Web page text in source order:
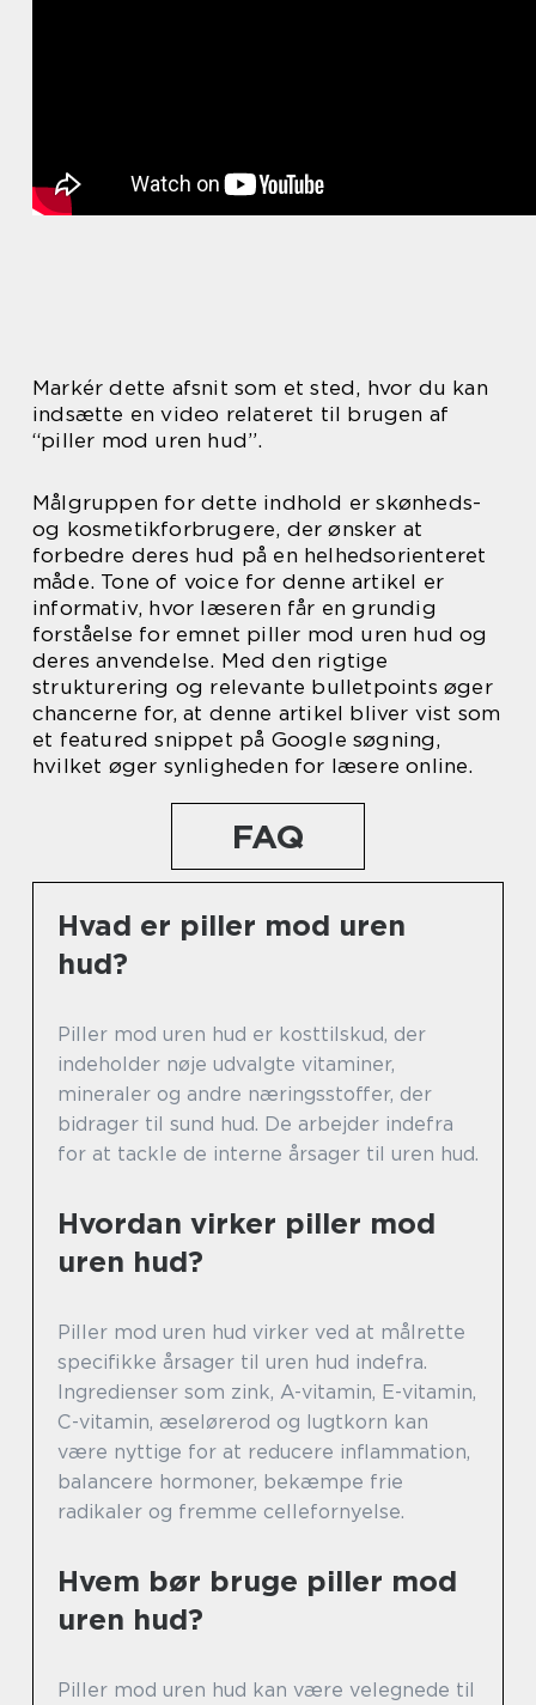
Markér dette afsnit som et sted, hvor du kan
indsætte en video relateret til brugen af
“piller mod uren hud”.
Målgruppen for dette indhold er skønheds-
og kosmetikforbrugere, der ønsker at
forbedre deres hud på en helhedsorienteret
måde. Tone of voice for denne artikel er
informativ, hvor læseren får en grundig
forståelse for emnet piller mod uren hud og
deres anvendelse. Med den rigtige
strukturering og relevante bulletpoints øger
chancerne for, at denne artikel bliver vist som
et featured snippet på Google søgning,
hvilket øger synligheden for læsere online.
FAQ
Hvad er piller mod uren
hud?
Piller mod uren hud er kosttilskud, der
indeholder nøje udvalgte vitaminer,
mineraler og andre næringsstoffer, der
bidrager til sund hud. De arbejder indefra
for at tackle de interne årsager til uren hud.
Hvordan virker piller mod
uren hud?
Piller mod uren hud virker ved at målrette
specifikke årsager til uren hud indefra.
Ingredienser som zink, A-vitamin, E-vitamin,
C-vitamin, æselørerod og lugtkorn kan
være nyttige for at reducere inflammation,
balancere hormoner, bekæmpe frie
radikaler og fremme cellefornyelse.
Hvem bør bruge piller mod
uren hud?
Piller mod uren hud kan være velegnede til